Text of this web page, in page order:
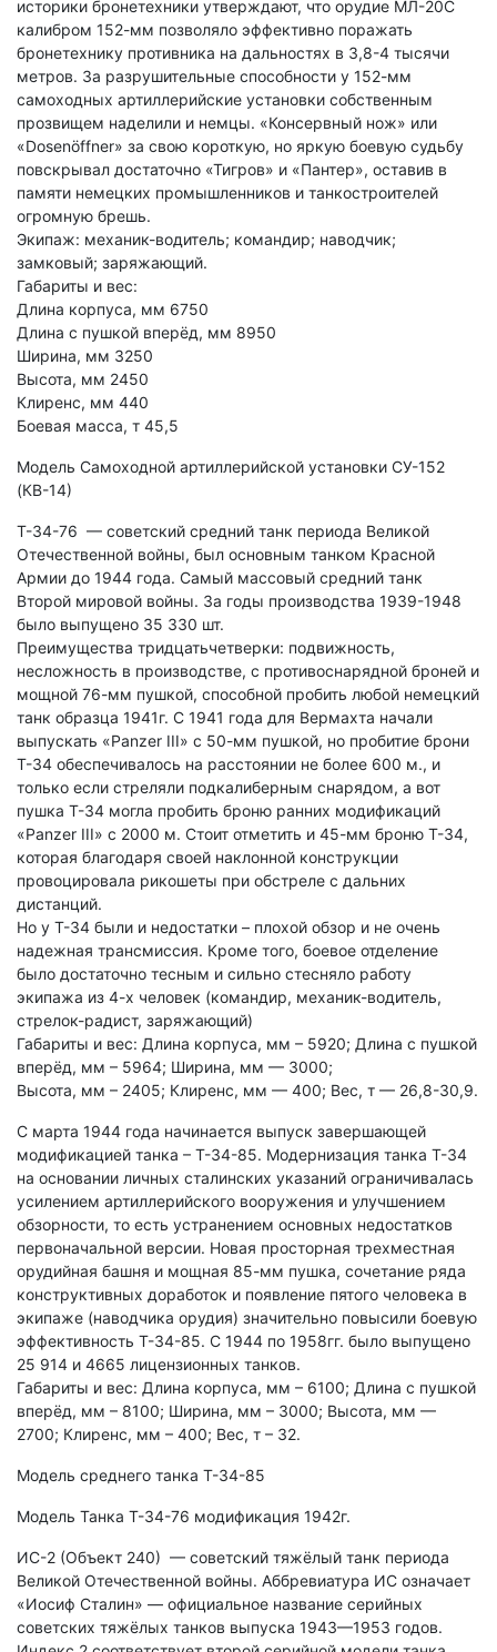
историки бронетехники утверждают, что орудие МЛ-20С
калибром 152-мм позволяло эффективно поражать
бронетехнику противника на дальностях в 3,8-4 тысячи
метров. За разрушительные способности у 152-мм
самоходных артиллерийские установки собственным
прозвищем наделили и немцы. «Консервный нож» или
«Dosenöffner» за свою короткую, но яркую боевую судьбу
повскрывал достаточно «Тигров» и «Пантер», оставив в
памяти немецких промышленников и танкостроителей
огромную брешь.
Экипаж: механик-водитель; командир; наводчик;
замковый; заряжающий.
Габариты и вес:
Длина корпуса, мм 6750
Длина с пушкой вперёд, мм 8950
Ширина, мм 3250
Высота, мм 2450
Клиренс, мм 440
Боевая масса, т 45,5
Модель Самоходной артиллерийской установки СУ-152
(КВ-14)
Т-34-76 — советский средний танк периода Великой
Отечественной войны, был основным танком Красной
Армии до 1944 года. Самый массовый средний танк
Второй мировой войны. За годы производства 1939-1948
было выпущено 35 330 шт.
Преимущества тридцатьчетверки: подвижность,
несложность в производстве, с противоснарядной броней и
мощной 76-мм пушкой, способной пробить любой немецкий
танк образца 1941г. С 1941 года для Вермахта начали
выпускать «Panzer III» с 50-мм пушкой, но пробитие брони
Т-34 обеспечивалось на расстоянии не более 600 м., и
только если стреляли подкалиберным снарядом, а вот
пушка Т-34 могла пробить броню ранних модификаций
«Panzer III» с 2000 м. Стоит отметить и 45-мм броню Т-34,
которая благодаря своей наклонной конструкции
провоцировала рикошеты при обстреле с дальних
дистанций.
Но у Т-34 были и недостатки – плохой обзор и не очень
надежная трансмиссия. Кроме того, боевое отделение
было достаточно тесным и сильно стесняло работу
экипажа из 4-х человек (командир, механик-водитель,
стрелок-радист, заряжающий)
Габариты и вес: Длина корпуса, мм – 5920; Длина с пушкой
вперёд, мм – 5964; Ширина, мм — 3000;
Высота, мм – 2405; Клиренс, мм — 400; Вес, т — 26,8-30,9.
С марта 1944 года начинается выпуск завершающей
модификацией танка – Т-34-85. Модернизация танка Т-34
на основании личных сталинских указаний ограничивалась
усилением артиллерийского вооружения и улучшением
обзорности, то есть устранением основных недостатков
первоначальной версии. Новая просторная трехместная
орудийная башня и мощная 85-мм пушка, сочетание ряда
конструктивных доработок и появление пятого человека в
экипаже (наводчика орудия) значительно повысили боевую
эффективность Т-34-85. С 1944 по 1958гг. было выпущено
25 914 и 4665 лицензионных танков.
Габариты и вес: Длина корпуса, мм – 6100; Длина с пушкой
вперёд, мм – 8100; Ширина, мм – 3000; Высота, мм —
2700; Клиренс, мм – 400; Вес, т – 32.
Модель среднего танка Т-34-85
Модель Танка Т-34-76 модификация 1942г.
ИС-2 (Объект 240) — советский тяжёлый танк периода
Великой Отечественной войны. Аббревиатура ИС означает
«Иосиф Сталин» — официальное название серийных
советских тяжёлых танков выпуска 1943—1953 годов.